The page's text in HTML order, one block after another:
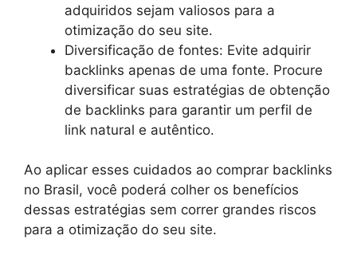
adquiridos sejam valiosos para a
otimização do seu site.
Diversificação de fontes: Evite adquirir
backlinks apenas de uma fonte. Procure
diversificar suas estratégias de obtenção
de backlinks para garantir um perfil de
link natural e autêntico.
Ao aplicar esses cuidados ao comprar backlinks
no Brasil, você poderá colher os benefícios
dessas estratégias sem correr grandes riscos
para a otimização do seu site.